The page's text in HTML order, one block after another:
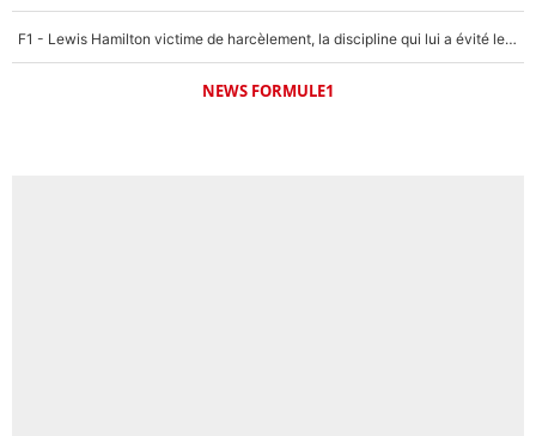
F1 - Lewis Hamilton victime de harcèlement, la discipline qui lui a évité le pire : «J'aurais probablement mal tourné»
NEWS FORMULE1